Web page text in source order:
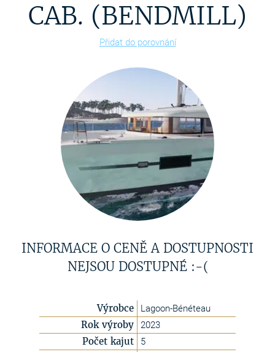
CAB. (BENDMILL)
Přidat do porovnání
INFORMACE O CENĚ A DOSTUPNOSTI
NEJSOU DOSTUPNÉ :-(
Výrobce Lagoon-Bénéteau
Rok výroby 2023
Počet kajut 5